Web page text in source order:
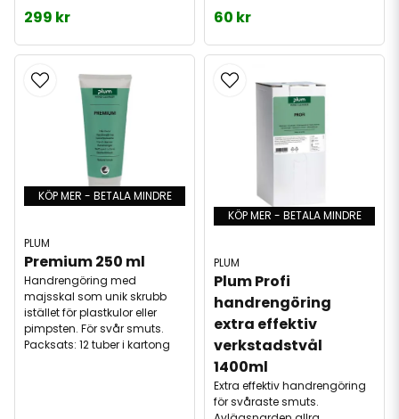
299 kr 60 kr
KÖP MER - BETALA MINDRE
PLUM
Premium 250 ml
Handrengöring med
majsskal som unik skrubb
istället för plastkulor eller
pimpsten. För svår smuts.
Packsats: 12 tuber i kartong
KÖP MER - BETALA MINDRE
PLUM
Plum Profi
handrengöring
extra effektiv
verkstadstvål
1400ml
Extra effektiv handrengöring
för svåraste smuts.